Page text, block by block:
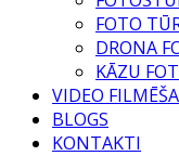
FOTO
DRONA
KĀZU
VIDEO
BLOGS
KONTAKTI